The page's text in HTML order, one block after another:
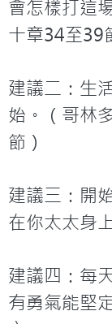
會怎樣打這
十章34至39
建議二：生
始。（哥林
節）
建議三：開
在你太太身
建議四：每
有勇氣能堅